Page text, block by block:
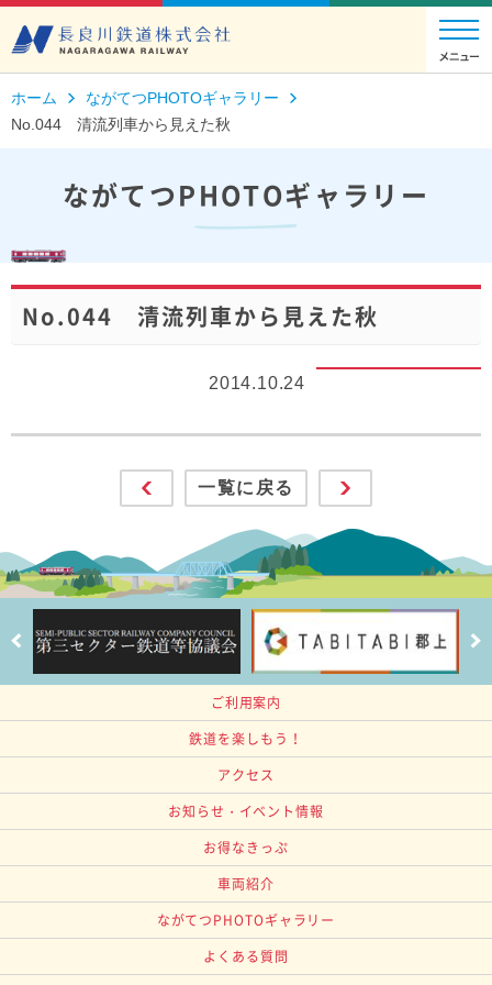
ホーム
ながてつPHOTOギャラリー
No.044 清流列車から見えた秋
ながてつPHOTOギャラリー
No.044 清流列車から見えた秋
2014.10.24
一覧に戻る
ご利用案内
鉄道を楽しもう！
アクセス
お知らせ・イベント情報
お得なきっぷ
車両紹介
ながてつPHOTOギャラリー
よくある質問